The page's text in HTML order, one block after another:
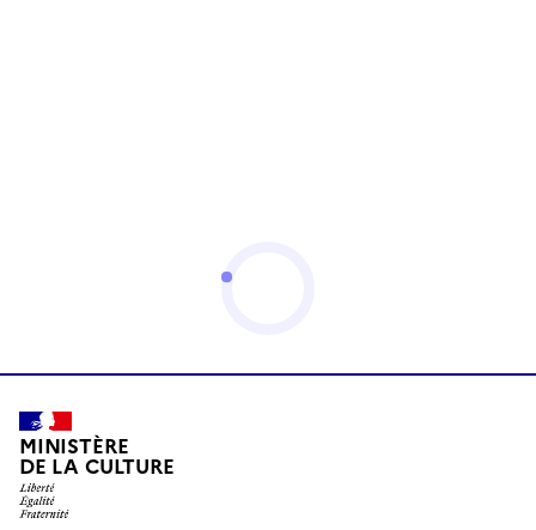
MINISTÈRE
DE LA CULTURE